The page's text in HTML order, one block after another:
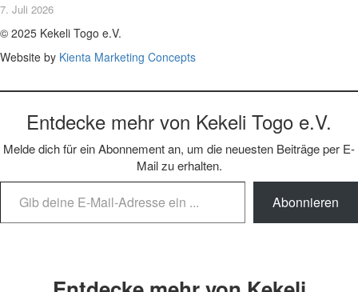
7. Juli 2026
© 2025 Kekeli Togo e.V.
Website by Kienta Marketing Concepts
Entdecke mehr von Kekeli Togo e.V.
Melde dich für ein Abonnement an, um die neuesten Beiträge per E-
Mail zu erhalten.
Gib deine E-Mail-Adresse ein ...
Abonnieren